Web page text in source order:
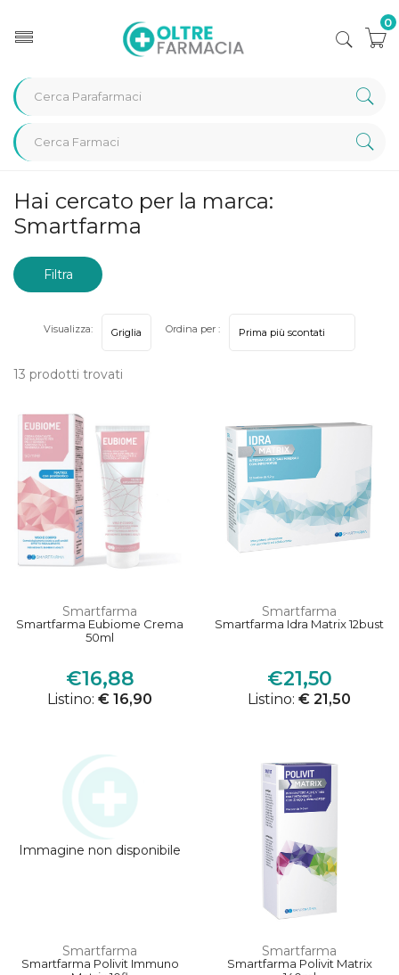
0
Home Marche parafarmaci Smartfarma
Hai cercato per la marca:
Smartfarma
Filtra
13 prodotti trovati
Visualizza: Ordina per :
Smartfarma
Smartfarma Eubiome Crema
50ml
€16,88
Listino: € 16,90
Smartfarma
Smartfarma Idra Matrix 12bust
€21,50
Listino: € 21,50
Immagine non disponibile
Smartfarma
Smartfarma Polivit Immuno
Smartfarma
Smartfarma Polivit Matrix